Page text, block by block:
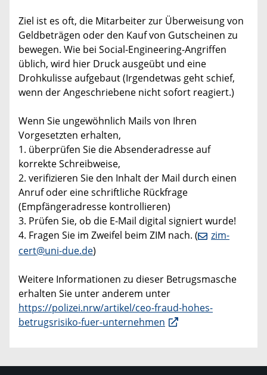
Ziel ist es oft, die Mitarbeiter zur Überweisung von
Geldbeträgen oder den Kauf von Gutscheinen zu
bewegen. Wie bei Social-Engineering-Angriffen
üblich, wird hier Druck ausgeübt und eine
Drohkulisse aufgebaut (Irgendetwas geht schief,
wenn der Angeschriebene nicht sofort reagiert.)
Wenn Sie ungewöhnlich Mails von Ihren
Vorgesetzten erhalten,
1. überprüfen Sie die Absenderadresse auf
korrekte Schreibweise,
2. verifizieren Sie den Inhalt der Mail durch einen
Anruf oder eine schriftliche Rückfrage
(Empfängeradresse kontrollieren)
3. Prüfen Sie, ob die E-Mail digital signiert wurde!
4. Fragen Sie im Zweifel beim ZIM nach. (
zim-
cert@uni-due.de)
Weitere Informationen zu dieser Betrugsmasche
erhalten Sie unter anderem unter
https://polizei.nrw/artikel/ceo-fraud-hohes-
betrugsrisiko-fuer-unternehmen